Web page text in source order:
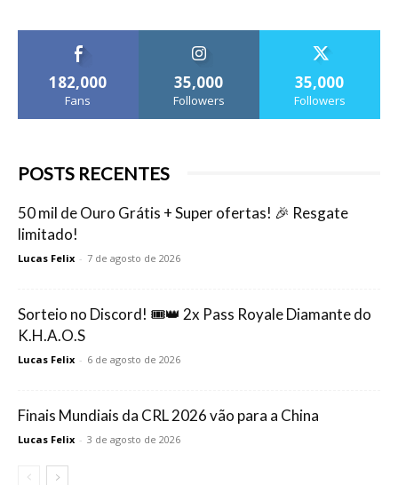
182,000
Fans
35,000
Followers
35,000
Followers
POSTS RECENTES
50 mil de Ouro Grátis + Super ofertas! 🎉 Resgate
limitado!
Lucas Felix - 7 de agosto de 2026
Sorteio no Discord! 🎟️👑 2x Pass Royale Diamante do
K.H.A.O.S
Lucas Felix - 6 de agosto de 2026
Finais Mundiais da CRL 2026 vão para a China
Lucas Felix - 3 de agosto de 2026